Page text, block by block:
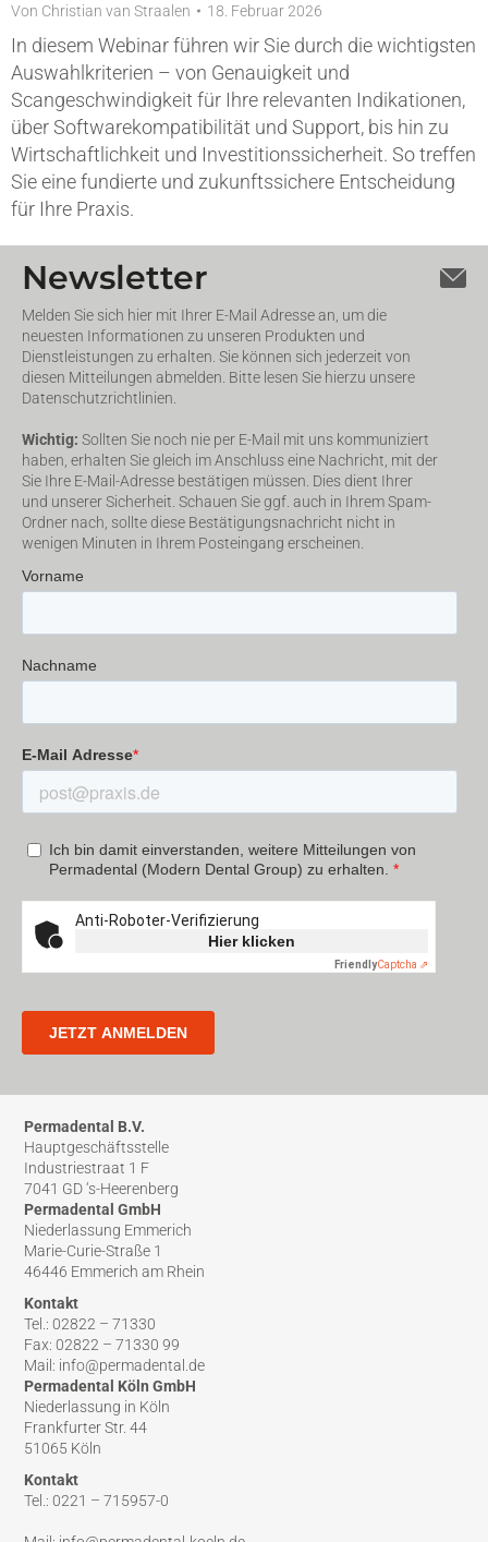
Von Christian van Straalen 18. Februar 2026
In diesem Webinar führen wir Sie durch die wichtigsten
Auswahlkriterien – von Genauigkeit und
Scangeschwindigkeit für Ihre relevanten Indikationen,
über Softwarekompatibilität und Support, bis hin zu
Wirtschaftlichkeit und Investitionssicherheit. So treffen
Sie eine fundierte und zukunftssichere Entscheidung
für Ihre Praxis.
Newsletter
Melden Sie sich hier mit Ihrer E-Mail Adresse an, um die
neuesten Informationen zu unseren Produkten und
Dienstleistungen zu erhalten. Sie können sich jederzeit von
diesen Mitteilungen abmelden. Bitte lesen Sie hierzu unsere
Datenschutzrichtlinien.
Wichtig: Sollten Sie noch nie per E-Mail mit uns kommuniziert
haben, erhalten Sie gleich im Anschluss eine Nachricht, mit der
Sie Ihre E-Mail-Adresse bestätigen müssen. Dies dient Ihrer
und unserer Sicherheit. Schauen Sie ggf. auch in Ihrem Spam-
Ordner nach, sollte diese Bestätigungsnachricht nicht in
wenigen Minuten in Ihrem Posteingang erscheinen.
Permadental B.V.
Hauptgeschäftsstelle
Industriestraat 1 F
7041 GD ‘s-Heerenberg
Permadental GmbH
Niederlassung Emmerich
Marie-Curie-Straße 1
46446 Emmerich am Rhein
Kontakt
Tel.: 02822 – 71330
Fax: 02822 – 71330 99
Mail: info@permadental.de
Permadental Köln GmbH
Niederlassung in Köln
Frankfurter Str. 44
51065 Köln
Kontakt
Tel.: 0221 – 715957-0